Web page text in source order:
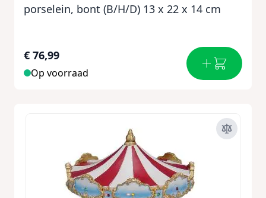
porselein, bont (B/H/D) 13 x 22 x 14 cm
€ 76,99
Op voorraad